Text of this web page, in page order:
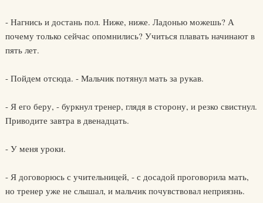
- Нагнись и достань пол. Ниже, ниже. Ладонью можешь? А
почему только сейчас опомнились? Учиться плавать начинают в
пять лет.
- Пойдем отсюда. - Мальчик потянул мать за рукав.
- Я его беру, - буркнул тренер, глядя в сторону, и резко свистнул.
Приводите завтра в двенадцать.
- У меня уроки.
- Я договорюсь с учительницей, - с досадой проговорила мать,
но тренер уже не слышал, и мальчик почувствовал неприязнь.